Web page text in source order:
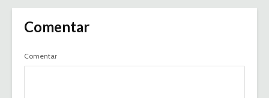
Comentar
Comentar